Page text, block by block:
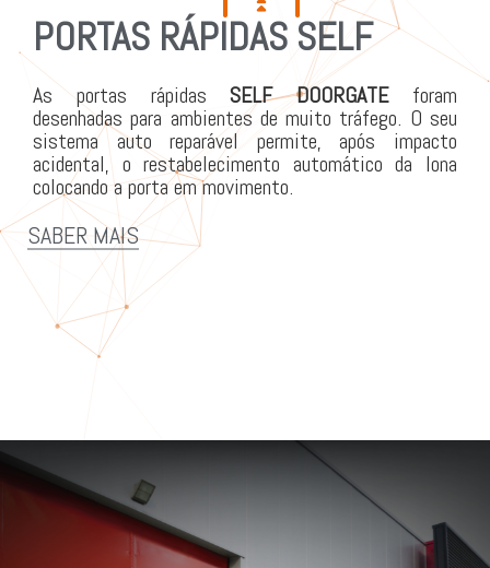
PORTAS RÁPIDAS SELF
As portas rápidasSELFDOORGATEforam
desenhadas para ambientes de muito tráfego. O seu
sistema auto reparável permite, após impacto
acidental, o restabelecimento automático da lona
colocando a porta em movimento.
SABER MAIS